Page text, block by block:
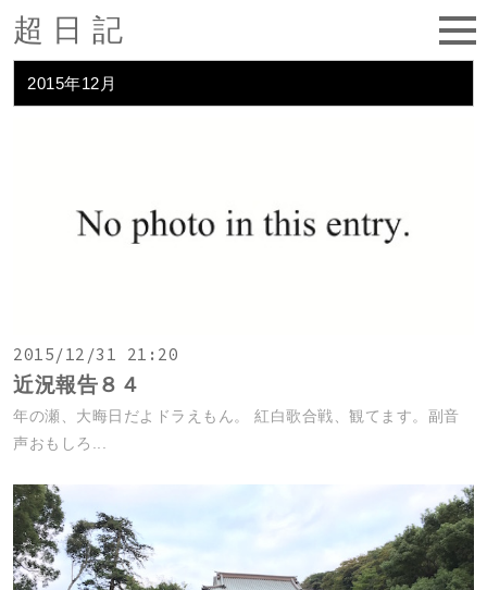
超日記
2015年12月
2015/12/31 21:20
近況報告８４
年の瀬、大晦日だよドラえもん。 紅白歌合戦、観てます。副音
声おもしろ...